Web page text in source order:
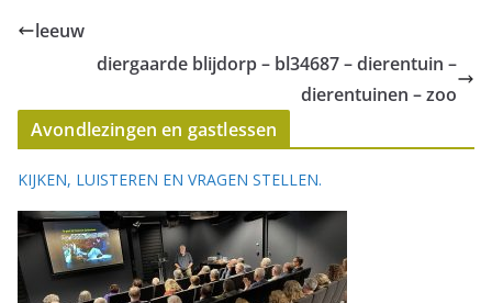
leeuw
diergaarde blijdorp – bl34687 – dierentuin –
dierentuinen – zoo
Avondlezingen en gastlessen
KIJKEN, LUISTEREN EN VRAGEN STELLEN.